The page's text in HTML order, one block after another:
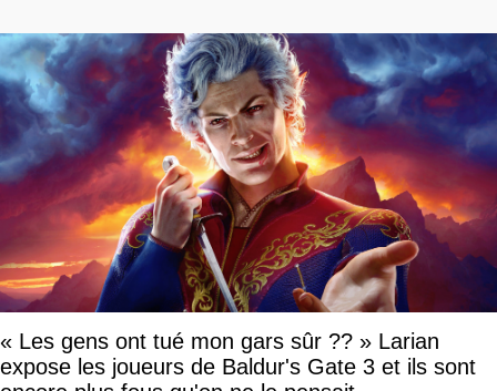
« Les gens ont tué mon gars sûr ?? » Larian
expose les joueurs de Baldur's Gate 3 et ils sont